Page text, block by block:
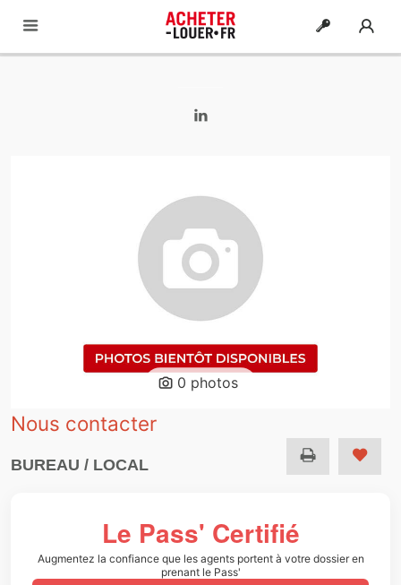
0 photos
Nous contacter
BUREAU / LOCAL
Le Pass' Certifié
Augmentez la confiance que les agents portent à votre dossier en
prenant le Pass'